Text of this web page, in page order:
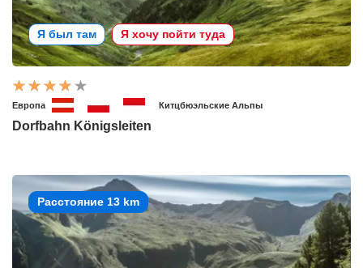
Я был там Я хочу пойти туда
Европа Китцбюэльские Альпы
Dorfbahn Königsleiten
Расстояние 13 km